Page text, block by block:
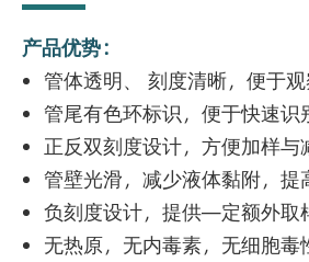
产品优势：
管体透明、 刻度清晰，便于
管尾有色环标识，便于快速识
正反双刻度设计，方便加样与
管壁光滑，减少液体黏附，提
负刻度设计，提供—定额外取
无热原，无内毒素，无细胞毒